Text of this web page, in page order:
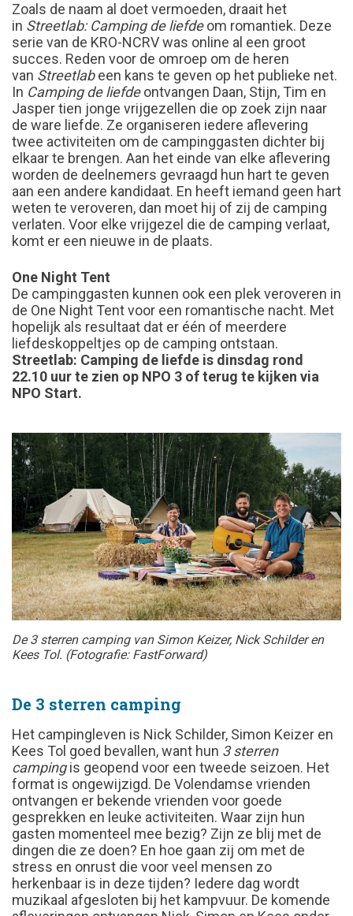
Zoals de naam al doet vermoeden, draait het
in Streetlab: Camping de liefdeom romantiek. Deze
serie van de KRO-NCRV was online al een groot
succes. Reden voor de omroep om de heren
van Streetlabeen kans te geven op het publieke net.
In Camping de liefdeontvangen Daan, Stijn, Tim en
Jasper tien jonge vrijgezellen die op zoek zijn naar
de ware liefde. Ze organiseren iedere aflevering
twee activiteiten om de campinggasten dichter bij
elkaar te brengen. Aan het einde van elke aflevering
worden de deelnemers gevraagd hun hart te geven
aan een andere kandidaat. En heeft iemand geen hart
weten te veroveren, dan moet hij of zij de camping
verlaten. Voor elke vrijgezel die de camping verlaat,
komt er een nieuwe in de plaats.
One Night Tent
De campinggasten kunnen ook een plek veroveren in
de One Night Tent voor een romantische nacht. Met
hopelijk als resultaat dat er één of meerdere
liefdeskoppeltjes op de camping ontstaan.
Streetlab: Camping de liefde is dinsdag rond
22.10 uur te zien op NPO 3 of terug te kijken via
NPO Start.
De 3 sterren camping van Simon Keizer, Nick Schilder en
Kees Tol. (Fotografie: FastForward)
De 3 sterren camping
Het campingleven is Nick Schilder, Simon Keizer en
Kees Tol goed bevallen, want hun 3 sterren
campingis geopend voor een tweede seizoen. Het
format is ongewijzigd. De Volendamse vrienden
ontvangen er bekende vrienden voor goede
gesprekken en leuke activiteiten. Waar zijn hun
gasten momenteel mee bezig? Zijn ze blij met de
dingen die ze doen? En hoe gaan zij om met de
stress en onrust die voor veel mensen zo
herkenbaar is in deze tijden? Iedere dag wordt
muzikaal afgesloten bij het kampvuur. De komende